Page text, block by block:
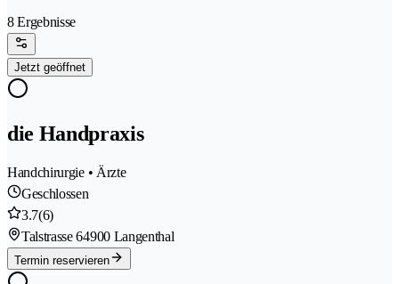
8 Ergebnisse
Jetzt geöffnet
die Handpraxis
Handchirurgie • Ärzte
Geschlossen
3.7(6)
Talstrasse 64900 Langenthal
Termin reservieren